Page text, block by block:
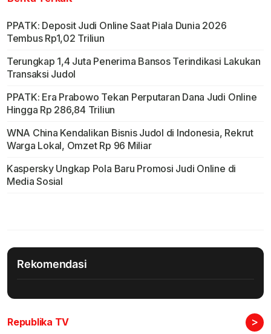
PPATK: Deposit Judi Online Saat Piala Dunia 2026
Tembus Rp1,02 Triliun
Terungkap 1,4 Juta Penerima Bansos Terindikasi Lakukan
Transaksi Judol
PPATK: Era Prabowo Tekan Perputaran Dana Judi Online
Hingga Rp 286,84 Triliun
WNA China Kendalikan Bisnis Judol di Indonesia, Rekrut
Warga Lokal, Omzet Rp 96 Miliar
Kaspersky Ungkap Pola Baru Promosi Judi Online di
Media Sosial
Rekomendasi
Republika TV >